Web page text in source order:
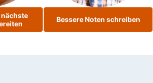
Bessere Noten schreiben